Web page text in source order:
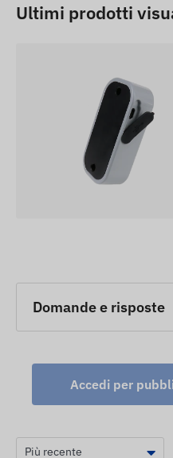
Ultimi prodotti
Domande e risposte
Accedi per